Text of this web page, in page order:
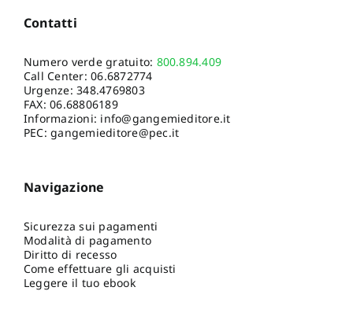
Contatti
Numero verde gratuito: 800.894.409
Call Center:06.6872774
Urgenze:348.4769803
FAX: 06.68806189
Informazioni: info@gangemieditore.it
PEC: gangemieditore@pec.it
Navigazione
Sicurezza sui pagamenti
Modalità di pagamento
Diritto di recesso
Come effettuare gli acquisti
Leggere il tuo ebook